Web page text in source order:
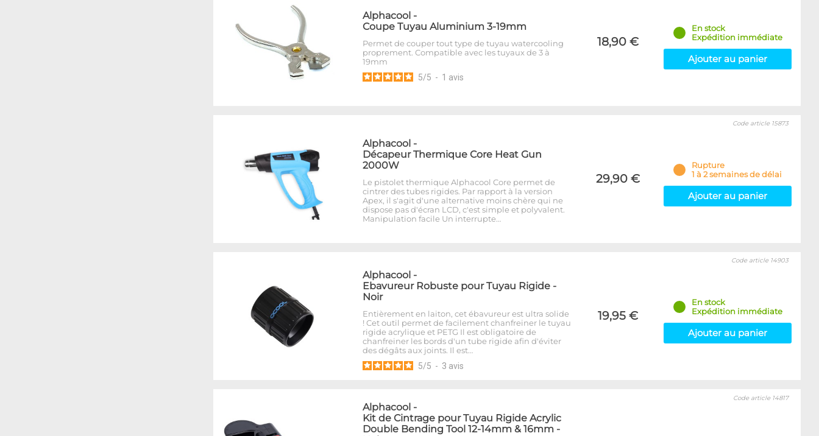
Alphacool -
Coupe Tuyau Aluminium 3-19mm
Permet de couper tout type de tuyau watercooling
proprement. Compatible avec les tuyaux de 3 à
19mm
5/5 - 1 avis
18,90 €
En stock
Expédition immédiate
Ajouter au panier
Alphacool -
Décapeur Thermique Core Heat Gun
2000W
Le pistolet thermique Alphacool Core permet de
cintrer des tubes rigides. Par rapport à la version
Apex, il s'agit d'une alternative moins chère qui ne
dispose pas d'écran LCD, c'est simple et polyvalent.
Manipulation facile Un interrupte…
29,90 €
Code article 15873
Rupture
1 à 2 semaines de délai
Ajouter au panier
Alphacool -
Ebavureur Robuste pour Tuyau Rigide -
Noir
Entièrement en laiton, cet ébavureur est ultra solide
! Cet outil permet de facilement chanfreiner le tuyau
rigide acrylique et PETG Il est obligatoire de
chanfreiner les bords d'un tube rigide afin d'éviter
des dégâts aux joints. Il est…
5/5 - 3 avis
19,95 €
Code article 14903
En stock
Expédition immédiate
Ajouter au panier
Alphacool -
Kit de Cintrage pour Tuyau Rigide Acrylic
Double Bending Tool 12-14mm & 16mm -
Code article 14817